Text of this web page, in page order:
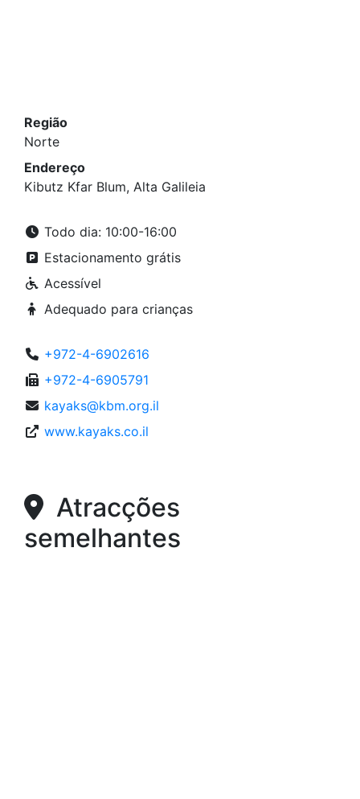
Região
Norte
Endereço
Kibutz Kfar Blum, Alta Galileia
Todo dia: 10:00-16:00
Estacionamento grátis
Acessível
Adequado para crianças
+972-4-6902616
+972-4-6905791
kayaks@kbm.org.il
www.kayaks.co.il
Atracções
semelhantes